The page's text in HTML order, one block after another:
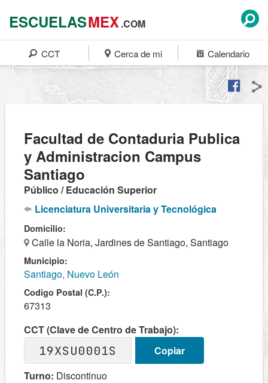
ESCUELASMEX.COM
CCT Cerca de mi Calendario
Facultad de Contaduria Publica
y Administracion Campus
Santiago
Público / Educación Superior
Licenciatura Universitaria y Tecnológica
Domicilio:
Calle la Noria, Jardines de Santiago, Santiago
Municipio:
Santiago, Nuevo León
Codigo Postal (C.P.):
67313
CCT (Clave de Centro de Trabajo):
19XSU0001S
Copiar
Turno: Discontinuo